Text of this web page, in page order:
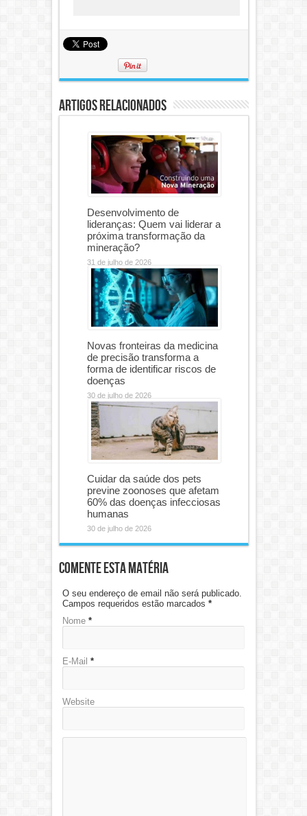
Artigos Relacionados
Desenvolvimento de
lideranças: Quem vai liderar a
próxima transformação da
mineração?
31 de julho de 2026
Novas fronteiras da medicina
de precisão transforma a
forma de identificar riscos de
doenças
30 de julho de 2026
Cuidar da saúde dos pets
previne zoonoses que afetam
60% das doenças infecciosas
humanas
30 de julho de 2026
Comente esta matéria
O seu endereço de email não será publicado.
Campos requeridos estão marcados *
Nome *
E-Mail *
Website